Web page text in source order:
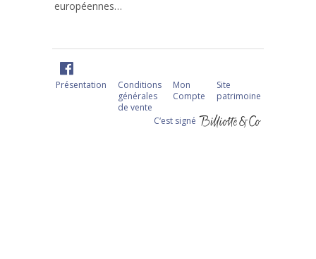
européennes…
Présentation
Conditions
générales
de vente
Mon
Compte
Site
patrimoine
C‘est signé